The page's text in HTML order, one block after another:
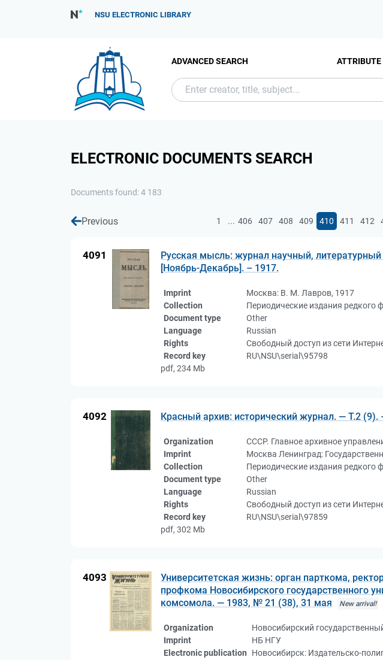
NSU ELECTRONIC LIBRARY
ADVANCED SEARCH ATTRIBUTE
ELECTRONIC DOCUMENTS SEARCH
Documents found: 4 183
Previous 1 ... 406 407 408 409 410 411 412
4091
Русская мысль: журнал научный,
[Ноябрь-Декабрь]. – 1917.
Imprint
Москва: В. М. Лавров, 1917
Collection
Периодические издания редкого
Document type
Other
Language
Russian
Rights
Свободный доступ из сети
Record key
RU\NSU\serial\95798
pdf, 234 Mb
4092 Красный архив: исторический журнал. — Т.2 (9).
Organization
СССР. Главное архивное
Imprint
Москва Ленинград:
Collection
Периодические издания редкого
Document type
Other
Language
Russian
Rights
Свободный доступ из сети
Record key
RU\NSU\serial\97859
pdf, 302 Mb
4093
Университетская жизнь: орган парткома,
профкома Новосибирского государственного
комсомола. — 1983, № 21 (38), 31 мая
New arrival!
Organization
Новосибирский
Imprint
НБ НГУ
Electronic publication
Новосибирск: Издательско-